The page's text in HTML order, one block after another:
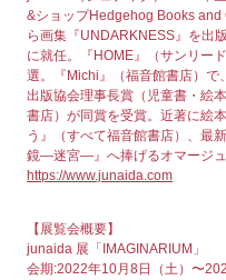
&ショップHedgehog Books
ら画集『UNDARKNESS』を出
に就任。『HOME』（サンリー
選。『Michi』（福音館書店）で
出版協会理事長賞（児童書・絵
書店）が同賞を受賞。近著に絵
う』（すべて福音館書店）、最
鏡―迷宮―』へ捧げるオマージュ
https://www.junaida.com
【展覧会概要】
junaida 展「IMAGINARIUM」
会期:2022年10月8日（土）〜